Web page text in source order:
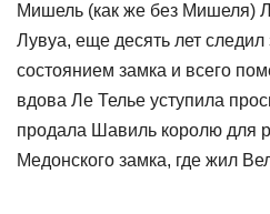
Мишель (как же без Мишеля)
Лувуа, еще десять лет
состоянием замка и всего
вдова Ле Телье уступила
продала Шавиль королю для
Медонского замка, где жил